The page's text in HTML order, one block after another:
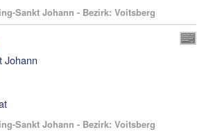
Sankt Johann - Bezirk: Voitsberg
Johann
Sankt Johann - Bezirk: Voitsberg